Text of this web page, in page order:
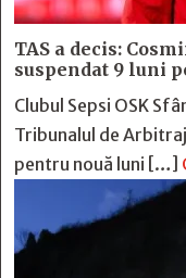
TAS a decis:
suspendat 9 luni
Clubul Sepsi OSK
Tribunalul de
pentru nouă luni […]